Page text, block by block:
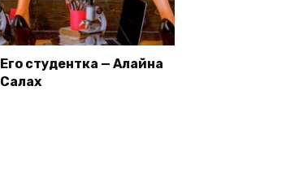
Его студентка — Алайна
Салах